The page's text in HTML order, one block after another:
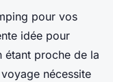
pour vos
idée pour
étant proche de la
nécessite